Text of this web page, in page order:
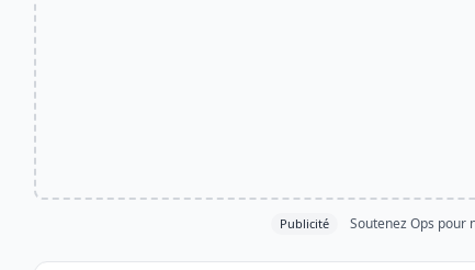
Publicité Soutenez Ops pour